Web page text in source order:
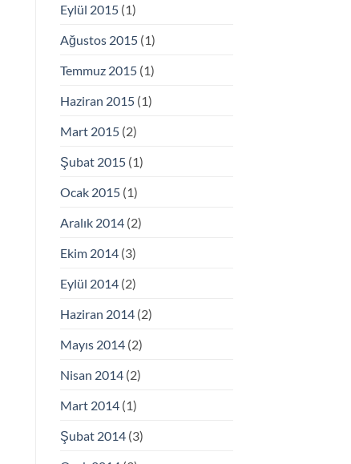
Eylül 2015(1)
Ağustos 2015(1)
Temmuz 2015(1)
Haziran 2015(1)
Mart 2015(2)
Şubat 2015(1)
Ocak 2015(1)
Aralık 2014(2)
Ekim 2014(3)
Eylül 2014(2)
Haziran 2014(2)
Mayıs 2014(2)
Nisan 2014(2)
Mart 2014(1)
Şubat 2014(3)